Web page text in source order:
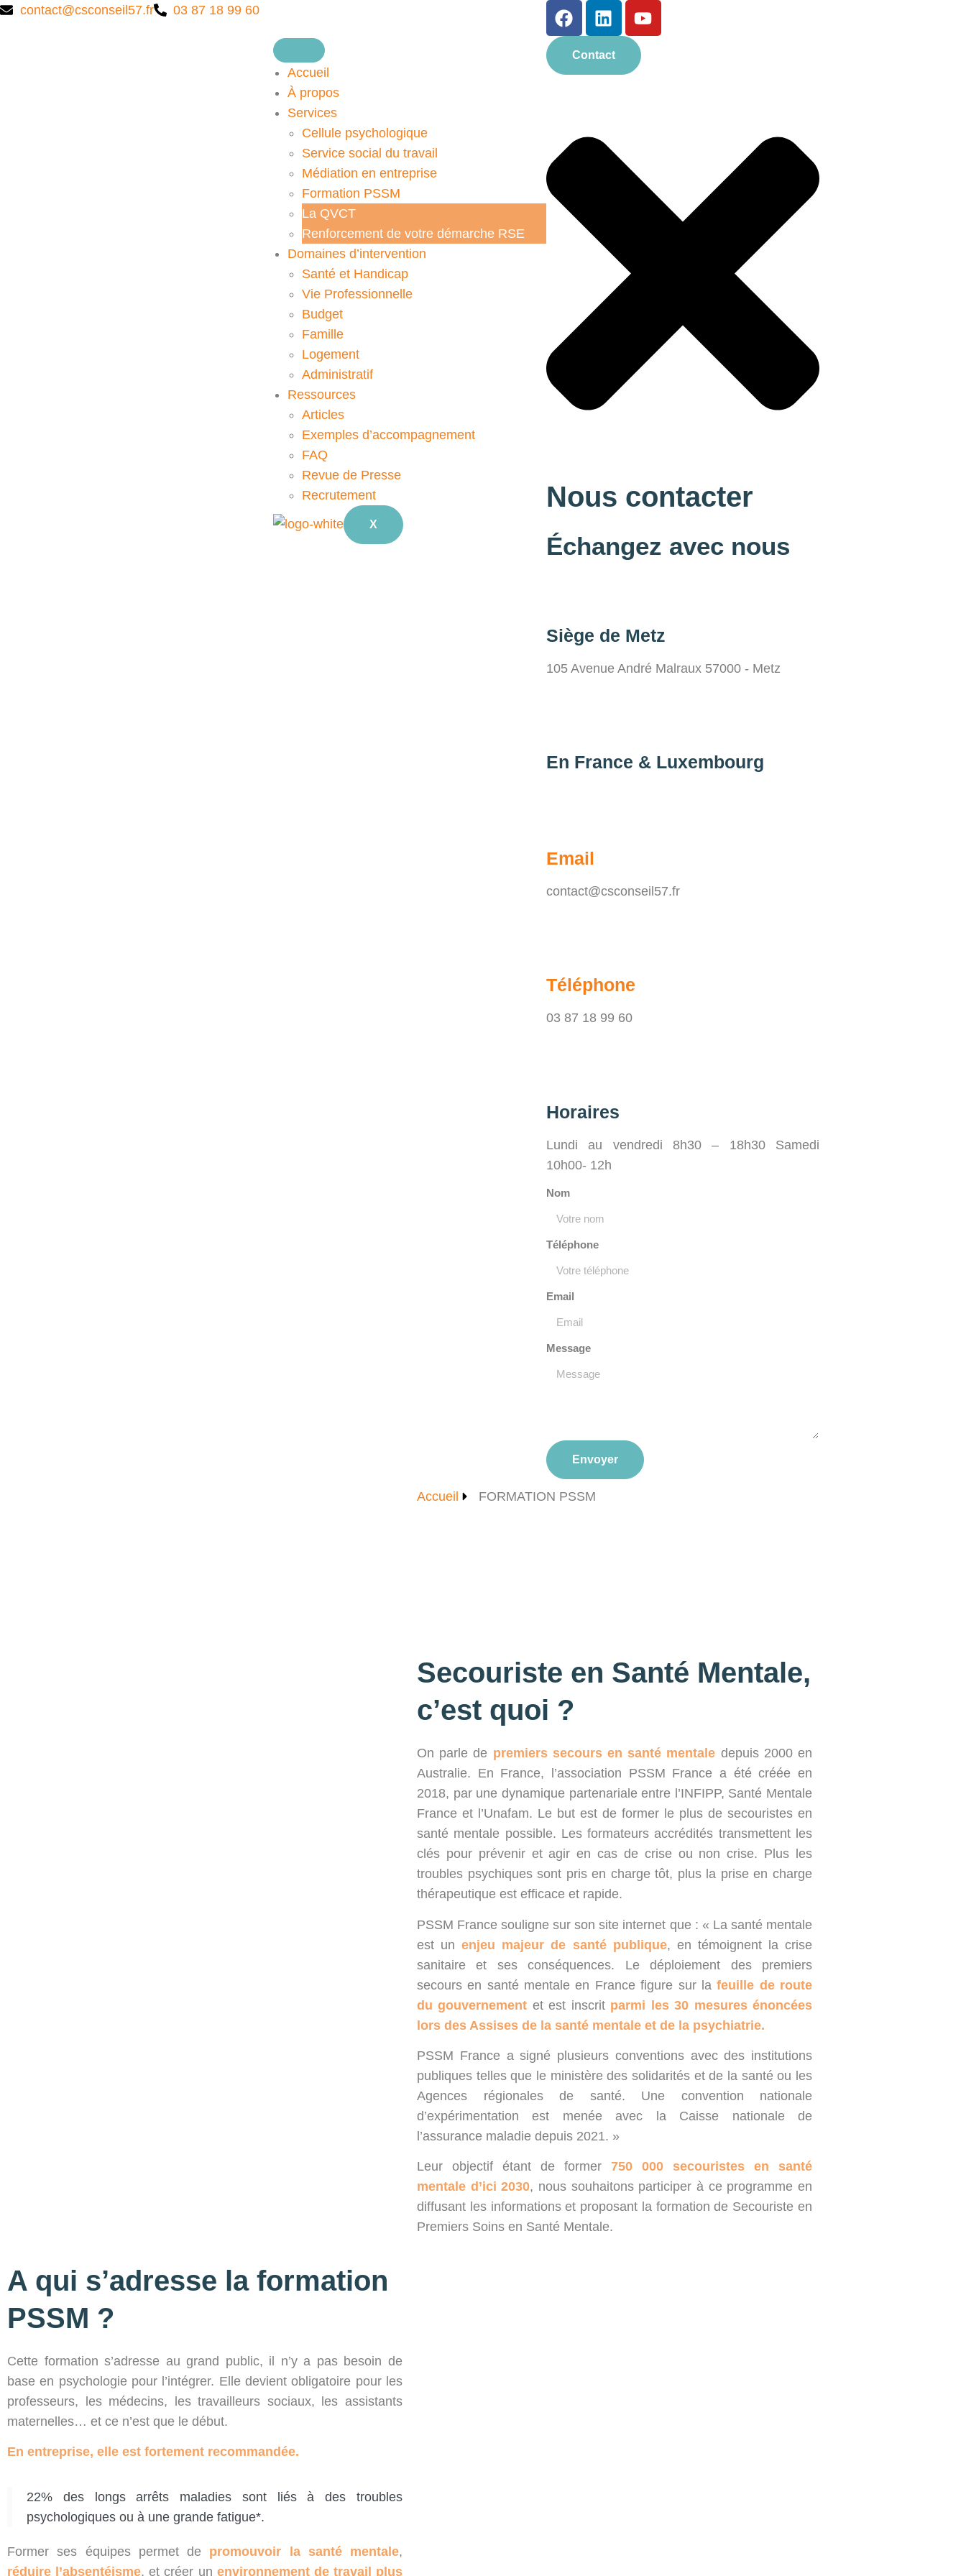
contact@csconseil57.fr 03 87 18 99 60
Accueil
À propos
Services
Cellule psychologique
Service social du travail
Médiation en entreprise
Formation PSSM
La QVCT
Renforcement de votre démarche RSE
Domaines d’intervention
Santé et Handicap
Vie Professionnelle
Budget
Famille
Logement
Administratif
Ressources
Articles
Exemples d’accompagnement
FAQ
Revue de Presse
Recrutement
X
Contact
Nous contacter
Échangez avec nous
Siège de Metz
105 Avenue André Malraux 57000 - Metz
En France & Luxembourg
Email
contact@csconseil57.fr
Téléphone
03 87 18 99 60
Horaires
Lundi au vendredi 8h30 – 18h30 Samedi
10h00- 12h
Nom
Téléphone
Email
Message
Envoyer
Accueil FORMATION PSSM
Secouriste en Santé Mentale,
c’est quoi ?
On parle de premiers secours en santé mentale depuis 2000 en
Australie. En France, l’association PSSM France a été créée en
2018, par une dynamique partenariale entre l’INFIPP, Santé Mentale
France et l’Unafam. Le but est de former le plus de secouristes en
santé mentale possible. Les formateurs accrédités transmettent les
clés pour prévenir et agir en cas de crise ou non crise. Plus les
troubles psychiques sont pris en charge tôt, plus la prise en charge
thérapeutique est efficace et rapide.
PSSM France souligne sur son site internet que : « La santé mentale
est unenjeu majeur de santé publique, en témoignent la crise
sanitaire et ses conséquences. Le déploiement des premiers
secours en santé mentale en France figure sur lafeuille de route
du gouvernement et est inscrit parmi les 30 mesures énoncées
lors des Assises de la santé mentale et de la psychiatrie.
PSSM France a signé plusieurs conventions avec des institutions
publiques telles que le ministère des solidarités et de la santé ou les
Agences régionales de santé. Une convention nationale
d’expérimentation est menée avec la Caisse nationale de
l’assurance maladie depuis 2021. »
Leur objectif étant de former 750 000 secouristes en santé
mentale d’ici 2030, nous souhaitons participer à ce programme en
diffusant les informations et proposant la formation de Secouriste en
Premiers Soins en Santé Mentale.
A qui s’adresse la formation
PSSM ?
Cette formation s’adresse au grand public, il n’y a pas besoin de
base en psychologie pour l’intégrer. Elle devient obligatoire pour les
professeurs, les médecins, les travailleurs sociaux, les assistants
maternelles… et ce n’est que le début.
En entreprise, elle est fortement recommandée.
22% des longs arrêts maladies sont liés à des troubles
psychologiques ou à une grande fatigue*.
Former ses équipes permet de promouvoir la santé mentale,
réduire l’absentéisme, et créer un environnement de travail plus